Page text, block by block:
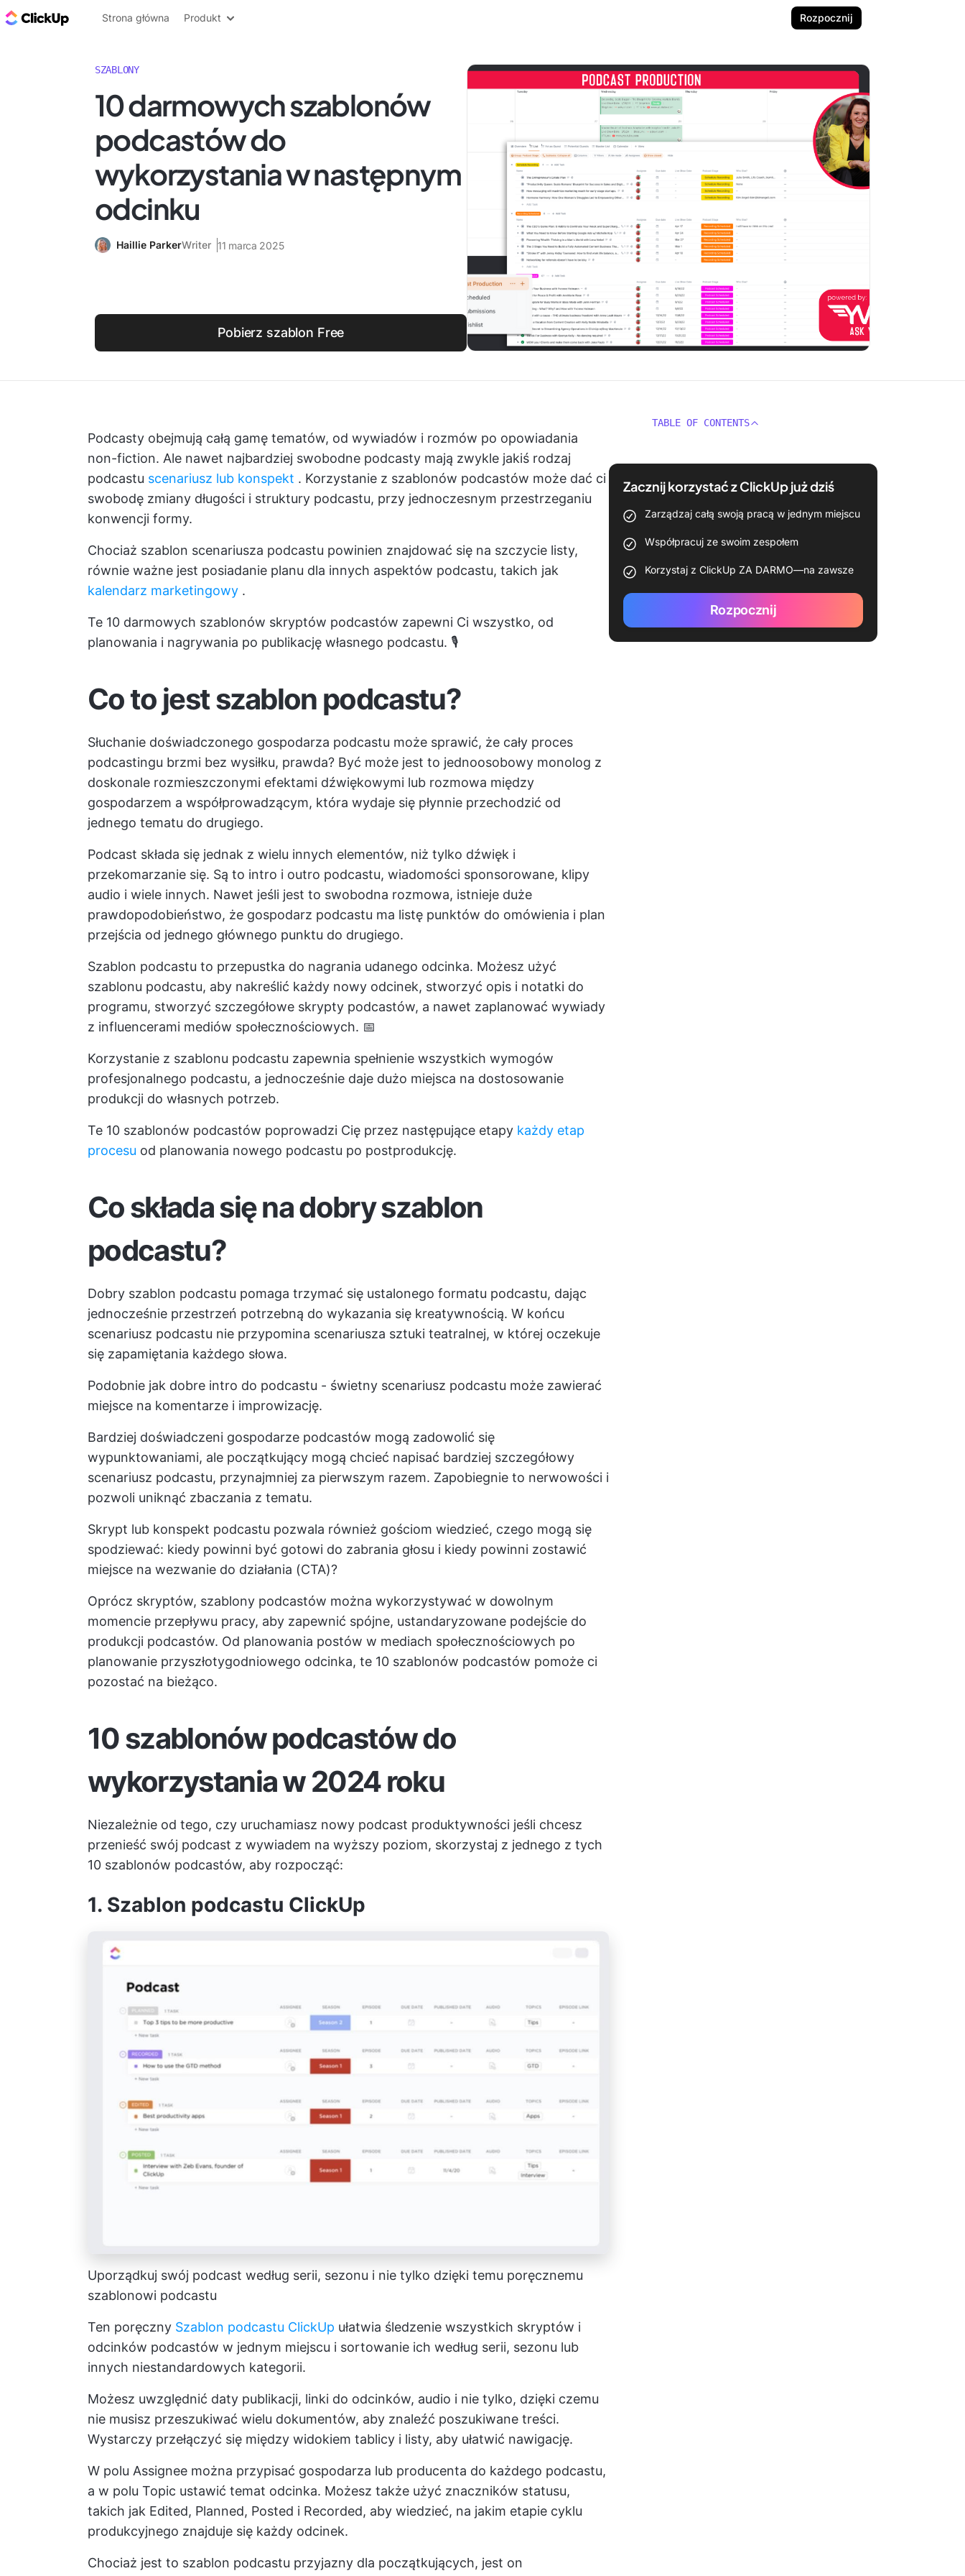
ClickUp Blog
Strona główna Produkt Rozpocznij
SZABLONY
10 darmowych szablonów
podcastów do
wykorzystania w następnym
odcinku
Haillie ParkerWriter 11 marca 2025
Pobierz szablon Free
Podcasty obejmują całą gamę tematów, od wywiadów i rozmów po opowiadania
non-fiction. Ale nawet najbardziej swobodne podcasty mają zwykle jakiś rodzaj
podcastu scenariusz lub konspekt . Korzystanie z szablonów podcastów może dać ci
swobodę zmiany długości i struktury podcastu, przy jednoczesnym przestrzeganiu
konwencji formy.
Chociaż szablon scenariusza podcastu powinien znajdować się na szczycie listy,
równie ważne jest posiadanie planu dla innych aspektów podcastu, takich jak
kalendarz marketingowy .
Te 10 darmowych szablonów skryptów podcastów zapewni Ci wszystko, od
planowania i nagrywania po publikację własnego podcastu. 🎙️
Co to jest szablon podcastu?
Słuchanie doświadczonego gospodarza podcastu może sprawić, że cały proces
podcastingu brzmi bez wysiłku, prawda? Być może jest to jednoosobowy monolog z
doskonale rozmieszczonymi efektami dźwiękowymi lub rozmowa między
gospodarzem a współprowadzącym, która wydaje się płynnie przechodzić od
jednego tematu do drugiego.
Podcast składa się jednak z wielu innych elementów, niż tylko dźwięk i
przekomarzanie się. Są to intro i outro podcastu, wiadomości sponsorowane, klipy
audio i wiele innych. Nawet jeśli jest to swobodna rozmowa, istnieje duże
prawdopodobieństwo, że gospodarz podcastu ma listę punktów do omówienia i plan
przejścia od jednego głównego punktu do drugiego.
Szablon podcastu to przepustka do nagrania udanego odcinka. Możesz użyć
szablonu podcastu, aby nakreślić każdy nowy odcinek, stworzyć opis i notatki do
programu, stworzyć szczegółowe skrypty podcastów, a nawet zaplanować wywiady
z influencerami mediów społecznościowych. 📅
Korzystanie z szablonu podcastu zapewnia spełnienie wszystkich wymogów
profesjonalnego podcastu, a jednocześnie daje dużo miejsca na dostosowanie
produkcji do własnych potrzeb.
Te 10 szablonów podcastów poprowadzi Cię przez następujące etapy każdy etap
procesu od planowania nowego podcastu po postprodukcję.
Co składa się na dobry szablon
podcastu?
Dobry szablon podcastu pomaga trzymać się ustalonego formatu podcastu, dając
jednocześnie przestrzeń potrzebną do wykazania się kreatywnością. W końcu
scenariusz podcastu nie przypomina scenariusza sztuki teatralnej, w której oczekuje
się zapamiętania każdego słowa.
Podobnie jak dobre intro do podcastu - świetny scenariusz podcastu może zawierać
miejsce na komentarze i improwizację.
Bardziej doświadczeni gospodarze podcastów mogą zadowolić się
wypunktowaniami, ale początkujący mogą chcieć napisać bardziej szczegółowy
scenariusz podcastu, przynajmniej za pierwszym razem. Zapobiegnie to nerwowości i
pozwoli uniknąć zbaczania z tematu.
Skrypt lub konspekt podcastu pozwala również gościom wiedzieć, czego mogą się
spodziewać: kiedy powinni być gotowi do zabrania głosu i kiedy powinni zostawić
miejsce na wezwanie do działania (CTA)?
Oprócz skryptów, szablony podcastów można wykorzystywać w dowolnym
momencie przepływu pracy, aby zapewnić spójne, ustandaryzowane podejście do
produkcji podcastów. Od planowania postów w mediach społecznościowych po
planowanie przyszłotygodniowego odcinka, te 10 szablonów podcastów pomoże ci
pozostać na bieżąco.
10 szablonów podcastów do
wykorzystania w 2024 roku
Niezależnie od tego, czy uruchamiasz nowy podcast produktywności jeśli chcesz
przenieść swój podcast z wywiadem na wyższy poziom, skorzystaj z jednego z tych
10 szablonów podcastów, aby rozpocząć:
1. Szablon podcastu ClickUp
Uporządkuj swój podcast według serii, sezonu i nie tylko dzięki temu poręcznemu
szablonowi podcastu
Ten poręczny Szablon podcastu ClickUp ułatwia śledzenie wszystkich skryptów i
odcinków podcastów w jednym miejscu i sortowanie ich według serii, sezonu lub
innych niestandardowych kategorii.
Możesz uwzględnić daty publikacji, linki do odcinków, audio i nie tylko, dzięki czemu
nie musisz przeszukiwać wielu dokumentów, aby znaleźć poszukiwane treści.
Wystarczy przełączyć się między widokiem tablicy i listy, aby ułatwić nawigację.
W polu Assignee można przypisać gospodarza lub producenta do każdego podcastu,
a w polu Topic ustawić temat odcinka. Możesz także użyć znaczników statusu,
takich jak Edited, Planned, Posted i Recorded, aby wiedzieć, na jakim etapie cyklu
produkcyjnego znajduje się każdy odcinek.
Chociaż jest to szablon podcastu przyjazny dla początkujących, jest on
TABLE OF CONTENTS
Zacznij korzystać z ClickUp już dziś
Zarządzaj całą swoją pracą w jednym miejscu
Współpracuj ze swoim zespołem
Korzystaj z ClickUp ZA DARMO—na zawsze
Rozpocznij